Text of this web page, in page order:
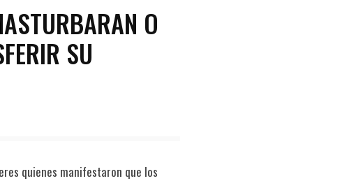
O
SU
quienes manifestaron que los